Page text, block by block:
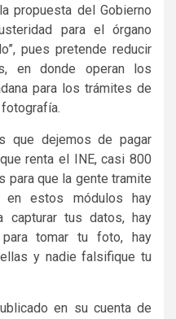
propuesta del Gobierno
para el órgano
pues pretende reducir
en donde operan los
para los trámites de
fotografía.
que dejemos de pagar
renta el INE, casi 800
para que la gente tramite
en estos módulos hay
capturar tus datos, hay
tomar tu foto, hay
y nadie falsifique tu
en su cuenta de